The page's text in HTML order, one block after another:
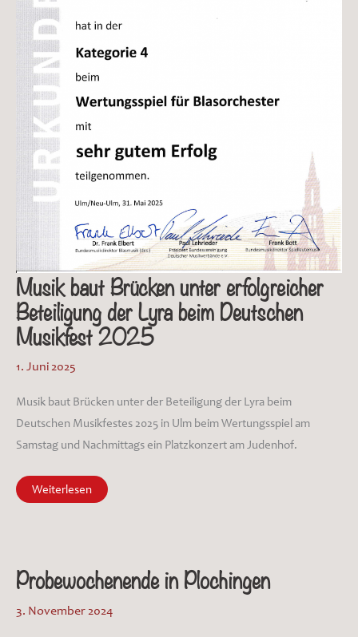
Musik baut Brücken unter erfolgreicher
Beteiligung der Lyra beim Deutschen
Musikfest 2025
1. Juni 2025
Musik baut Brücken unter der Beteiligung der Lyra beim
Deutschen Musikfestes 2025 in Ulm beim Wertungsspiel am
Samstag und Nachmittags ein Platzkonzert am Judenhof.
Musik
baut
Lyra
beim
Deutschen
2025
Weiterlesen
Probewochenende in Plochingen
3. November 2024